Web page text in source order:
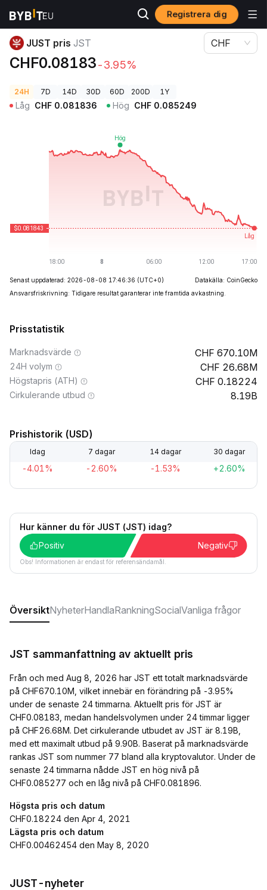
Registrera dig
Kryptopriser
JUST pris JST
CHF0.08183-3.95%
CHF
24H 7D 14D 30D 60D 200D 1Y
Låg CHF 0.081836 Hög CHF 0.085249
Senast uppdaterad: 2026-08-08 17:46:36 (UTC+0)
Datakälla: CoinGecko
Ansvarsfriskrivning: Tidigare resultat garanterar inte framtida avkastning.
Prisstatistik
Marknadsvärde 670.10M
24H volym 26.68M
Högstapris (ATH) 0.18224
Cirkulerande utbud 8.19B
Prishistorik (USD)
Idag 7 dagar 14 dagar 30 dagar
-4.01% -2.60% -1.53% +2.60%
Hur känner du för JUST (JST) idag?
Positiv
Negativ
Obs! Informationen är endast för referensändamål.
ÖversiktNyheterHandlaRankningSocialVanliga frågor
JST sammanfattning av aktuellt pris
Från och med Aug 8, 2026 har JST ett totalt marknadsvärde
på CHF670.10M, vilket innebär en förändring på -3.95%
under de senaste 24 timmarna. Aktuellt pris för JST är
CHF0.08183, medan handelsvolymen under 24 timmar ligger
på CHF26.68M. Det cirkulerande utbudet av JST är 8.19B,
med ett maximalt utbud på 9.90B. Baserat på marknadsvärde
rankas JST som nummer 77 bland alla kryptovalutor. Under de
senaste 24 timmarna nådde JST en hög nivå på
CHF0.085277 och en låg nivå på CHF0.081896.
Högsta pris och datum
CHF0.18224 den Apr 4, 2021
Lägsta pris och datum
CHF0.00462454 den May 8, 2020
JUST-nyheter